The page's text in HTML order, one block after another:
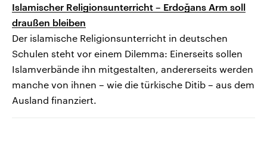
Islamischer Religionsunterricht – Erdoğans Arm soll
draußen bleiben
Der islamische Religionsunterricht in deutschen
Schulen steht vor einem Dilemma: Einerseits sollen
Islamverbände ihn mitgestalten, andererseits werden
manche von ihnen – wie die türkische Ditib – aus dem
Ausland finanziert.